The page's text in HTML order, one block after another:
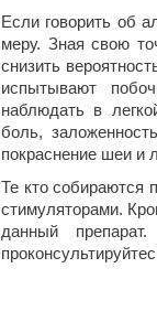
Если говорить об
меру. Зная свою
снизить
испытывают
наблюдать в
боль,
покраснение шеи и
Те кто собираются
стимуляторами.
данный